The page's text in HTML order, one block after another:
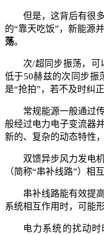
但是，这背后有很
的“靠天吃饭”，新能
荡。
次/超同步振荡，可
低于50赫兹的次同步振
是“抢拍”，若不及时纠
常规能源一般通过
般经过电力电子变流器
新的、复杂的动态特性
双馈异步风力发电
（简称“串补线路”）相
串补线路能有效提
系统相互作用时，可能
电力系统的扰动